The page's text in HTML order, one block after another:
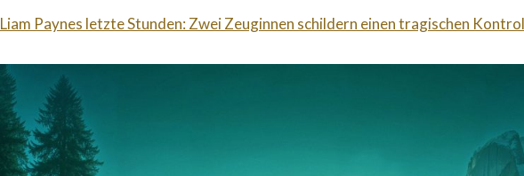
Liam Paynes letzte Stunden: Zwei Zeuginnen schildern einen tragischen